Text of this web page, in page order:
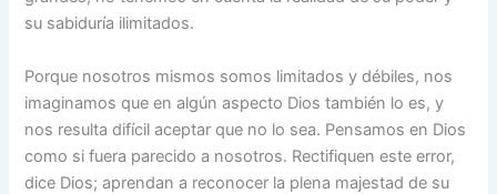
su sabiduría ilimitados.
Porque nosotros mismos somos limitados y débiles, nos
imaginamos que en algún aspecto Dios también lo es, y
nos resulta difícil aceptar que no lo sea. Pensamos en Dios
como si fuera parecido a nosotros. Rectifiquen este error,
dice Dios; aprendan a reconocer la plena majestad de su